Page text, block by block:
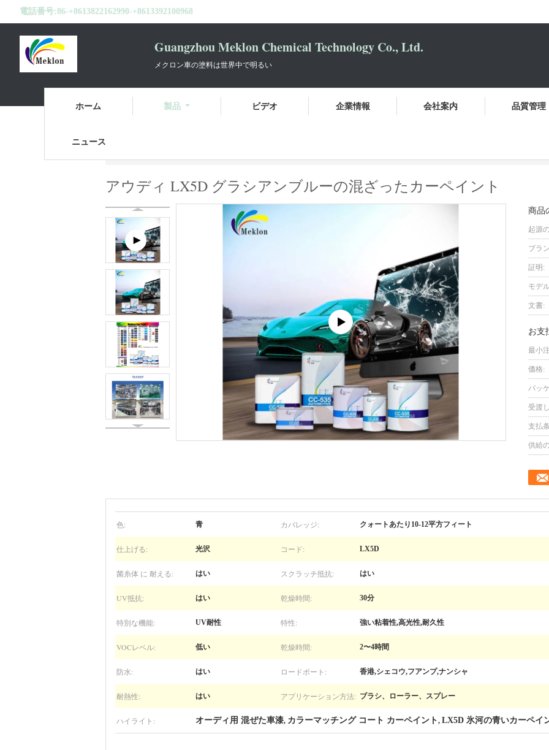
電話番号:86-+8613822162990-+8613392100968
Guangzhou Meklon Chemical Technology Co., Ltd.
メクロン車の塗料は世界中で明るい
ホーム 製品 ビデオ 企業情報 会社案内 品質管理
ニュース
アウディ LX5D グラシアンブルーの混ざったカーペイント
商品
起源
ブラ
証明:
モデ
文書:
お支
最小
価格:
パッ
受渡
支払
供給
色: 青 カバレッジ: クォートあたり10-12平方フィート
仕上げる: 光沢 コード: LX5D
菌糸体 に 耐える: はい スクラッチ抵抗: はい
UV抵抗: はい 乾燥時間: 30分
特別な機能: UV耐性 特性: 強い粘着性,高光性,耐久性
VOCレベル: 低い 乾燥時間: 2〜4時間
防水: はい ロードポート: 香港,シェコウ,フアンプ,ナンシャ
耐熱性: はい アプリケーション方法: ブラシ、ローラー、スプレー
ハイライト: オーディ用 混ぜた車漆, カラーマッチング コート カーペイント, LX5D 氷河の青いカーペイ